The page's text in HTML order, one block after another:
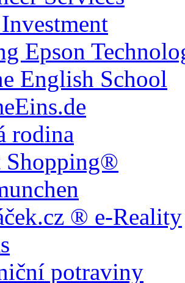
Epson
English School
rodina
Shopping®
® e-Reality
potraviny